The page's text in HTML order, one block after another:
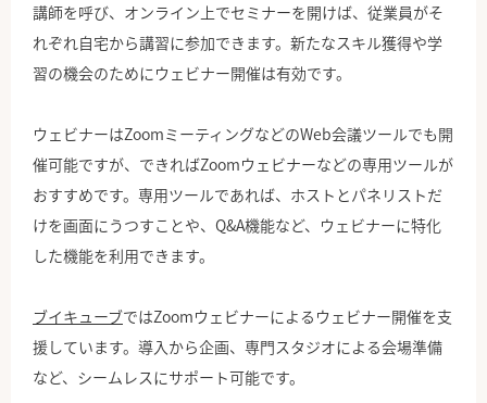
講師を呼び、オンライン上でセミナーを開けば、従業員がそ
れぞれ自宅から講習に参加できます。新たなスキル獲得や学
習の機会のためにウェビナー開催は有効です。
ウェビナーはZoomミーティングなどのWeb会議ツールでも開
催可能ですが、できればZoomウェビナーなどの専用ツールが
おすすめです。専用ツールであれば、ホストとパネリストだ
けを画面にうつすことや、Q&A機能など、ウェビナーに特化
した機能を利用できます。
ブイキューブではZoomウェビナーによるウェビナー開催を支
援しています。導入から企画、専門スタジオによる会場準備
など、シームレスにサポート可能です。